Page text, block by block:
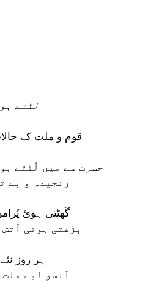
لٹتے
قوم و ملت کے
حسرت سے میں لُٹتے
رنجیدہ و بے
گَھٹتی ہوئ
بڑھتی ہوئی
ہر روز
آنسو لیے